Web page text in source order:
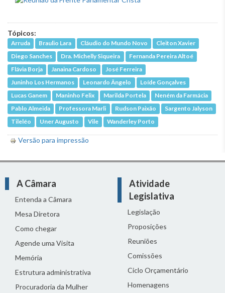
Tópicos:
Arruda Braulio Lara Cláudio do Mundo Novo
Cleiton Xavier
Diego Sanches
Dra. Michelly Siqueira
Fernanda Pereira Altoé
Flávia Borja
Janaina Cardoso
José Ferreira
Juninho Los Hermanos
Leonardo Ângelo
Loíde Gonçalves
Lucas Ganem
Maninho Felix Marilda Portela
Neném da Farmácia
Pablo Almeida
Professora Marli Rudson Paixão
Sargento Jalyson
Tileléo
Uner Augusto Vile Wanderley Porto
Versão para impressão
A Câmara
Entenda a Câmara
Mesa Diretora
Como chegar
Agende uma Visita
Memória
Estrutura administrativa
Procuradoria da Mulher
Atividade
Legislativa
Legislação
Proposições
Reuniões
Comissões
Ciclo Orçamentário
Homenagens